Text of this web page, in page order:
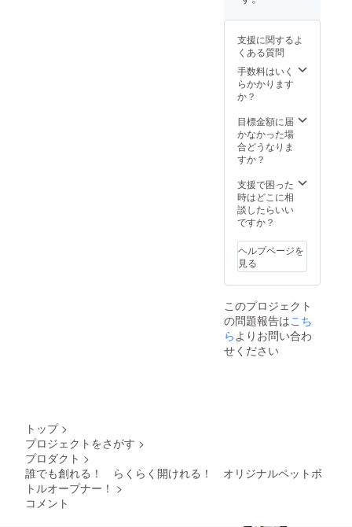
支援に関するよ
くある質問
手数料はいく
らかかります
か？
目標金額に届
かなかった場
合どうなりま
すか？
支援で困った
時はどこに相
談したらいい
ですか？
ヘルプページを
見る
このプロジェクト
の問題報告はこち
らよりお問い合わ
せください
トップ >
プロジェクトをさがす >
プロダクト >
誰でも創れる！ らくらく開けれる！ オリジナルペットボ
トルオープナー！ >
コメント